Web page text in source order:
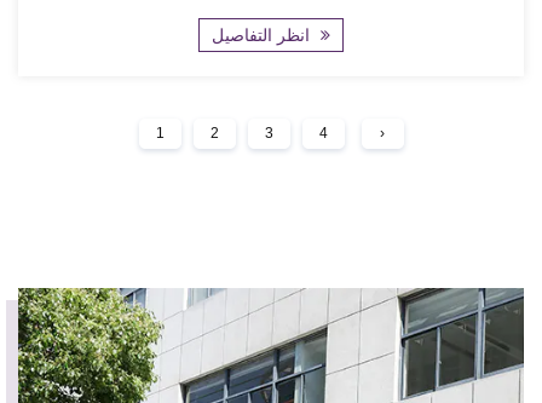
1 2 3 4 ›